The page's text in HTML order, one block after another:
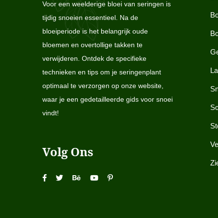
Voor een weelderige bloei van seringen is
tijdig snoeien essentieel. Na de
bloeiperiode is het belangrijk oude
bloemen en overtollige takken te
verwijderen. Ontdek de specifieke
technieken en tips om je seringenplant
optimaal te verzorgen op onze website,
waar je een gedetailleerde gids voor snoei
vindt!
Volg Ons